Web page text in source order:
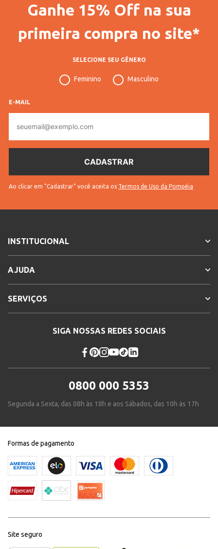
Ganhe 15% Off na sua
primeira compra no site*
SELECIONE SEU GÊNERO
Feminino Masculino
E-MAIL
mail
Ao clicar em "Cadastrar" você aceita os Termos de Uso da Pompéia
INSTITUCIONAL
AJUDA
SERVIÇOS
SIGA NOSSAS REDES SOCIAIS
0800 000 5353
Segunda a Sexta, das 08h às 18h e aos Sábados, das 10h às 17h
Formas de pagamento
Site seguro